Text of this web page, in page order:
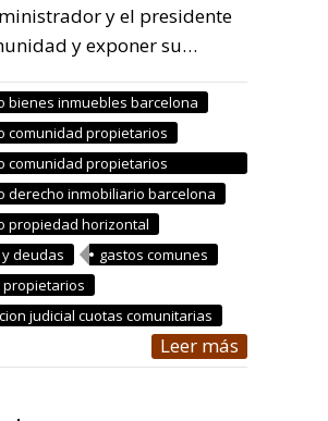
y el presidente
y exponer su…
bienes inmuebles barcelona
comunidad propietarios
comunidad propietarios
derecho inmobiliario barcelona
propiedad horizontal
deudas
gastos comunes
judicial cuotas comunitarias
Leer más